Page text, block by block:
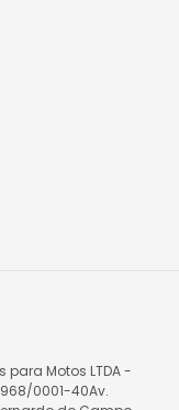
para Motos LTDA -
0001-40Av.